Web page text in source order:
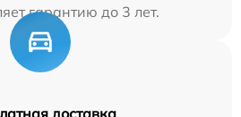
гарантию до 3 лет.
доставка